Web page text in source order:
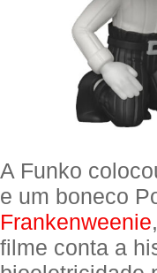
A Funko
e um boneco
Frankenweenie
filme conta a